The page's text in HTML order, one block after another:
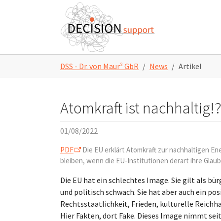
Skip to main content
DSS - Dr. von Maur² GbR News Artikel
Atomkraft ist nachhaltig!?
01/08/2022
PDF
Die EU erklärt Atomkraft zur nachhaltigen
bleiben, wenn die EU-Institutionen derart ihre
Die EU hat ein schlechtes Image. Sie gilt als
und politisch schwach. Sie hat aber auch ein
Rechtsstaatlichkeit, Frieden, kulturelle
Hier Fakten, dort Fake. Dieses Image nimmt